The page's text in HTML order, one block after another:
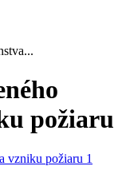
požiaru